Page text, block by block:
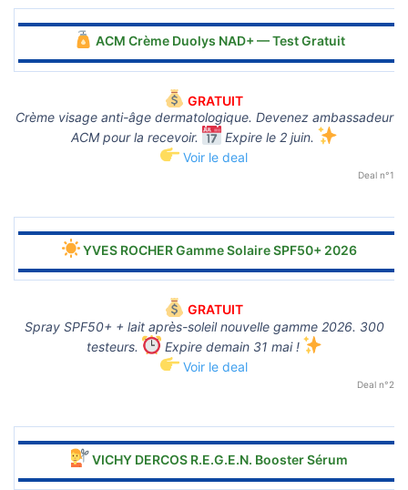
▬▬▬▬▬▬▬▬▬▬▬▬▬▬▬▬▬▬▬▬▬▬▬▬▬▬▬▬▬▬
ACM Crème Duolys NAD+ — Test Gratuit
▬▬▬▬▬▬▬▬▬▬▬▬▬▬▬▬▬▬▬▬▬▬▬▬▬▬▬▬▬▬
GRATUIT
Crème visage anti-âge dermatologique. Devenez ambassadeur
ACM pour la recevoir.
Expire le 2 juin.
Voir le deal
Deal n°1
▬▬▬▬▬▬▬▬▬▬▬▬▬▬▬▬▬▬▬▬▬▬▬▬▬▬▬▬▬▬
YVES ROCHER Gamme Solaire SPF50+ 2026
▬▬▬▬▬▬▬▬▬▬▬▬▬▬▬▬▬▬▬▬▬▬▬▬▬▬▬▬▬▬
GRATUIT
Spray SPF50+ + lait après-soleil nouvelle gamme 2026. 300
testeurs.
Expire demain 31 mai !
Voir le deal
Deal n°2
▬▬▬▬▬▬▬▬▬▬▬▬▬▬▬▬▬▬▬▬▬▬▬▬▬▬▬▬▬▬
VICHY DERCOS R.E.G.E.N. Booster Sérum
▬▬▬▬▬▬▬▬▬▬▬▬▬▬▬▬▬▬▬▬▬▬▬▬▬▬▬▬▬▬